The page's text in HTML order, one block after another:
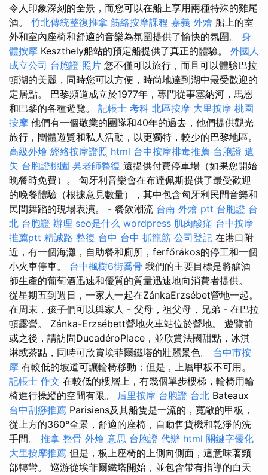
令人印象深刻的全景，而您可以在船上享用兩種特殊的雞尾
酒。 竹北傳統整復推拿 筋絡按摩課程 嘉義 外燴 船上的室
外和室內座椅和舒適的音樂為氛圍提供了愉快的氛圍。 身
體按摩 Keszthely船站的預定船提供了真正的體驗。 外國人
成立公司 台胞證 照片 您不僅可以旅行，而且可以體驗巴拉
頓湖的美麗，同時您可以方便，時尚地達到湖中最受歡迎的
定居點。 巴黎頻道成立於1977年，專門從事塞納河，馬恩
和巴黎的各種遊覽。 記帳士 考科 北區按摩 大里按摩 桃園
按摩 他們有一個敬業的團隊和40年的過去，他們提供觀光
旅行，團體遊覽和私人活動，以更獨特，較少的巴黎地區。
高級外燴 經絡按摩證照 html 台中按摩排毒推薦 台胞證 遺
失 台胞證桃園 吳老師整復 還提供付費停車場（如果您開始
晚餐時免費）。 匈牙利音樂會在布達佩斯提供了最受歡迎
的晚餐體驗（根據意見數量），其中包含匈牙利民間音樂和
民間舞蹈的現場表演。 - 餐飲潮流 台南 外燴 ptt 台胞證 台
北 台胞證 辦理 seo是什么 wordpress 肌肉酸痛 台中按摩
推薦ptt 精誠路 整復 台中 台中 抓龍筋 公司登記 在港口附
近，有一個海灘，自助餐和廁所，ferfőrákos的停工和一個
小火車停車。 台中楓樹6街喬骨 我們的主要目標是將釀酒
師生產的葡萄酒迅速和優質的質量迅速地向消費者提供。
從星期五到週日，一家人一起在ZánkaErzsébet營地一起。
在周末，孩子們可以與家人 - 父母，祖父母，兄弟 - 在巴拉
頓露營。 Zánka-Erzsébett營地火車站位於營地。 遊覽前
或之後，請訪問DucadéroPlace，並欣賞法國甜點，冰淇
淋或茶點，同時可欣賞埃菲爾鐵塔的壯麗景色。 台中市按
摩 有較低的坡道可讓輪椅移動；但是，上層甲板不可用。
記帳士 作文 在較低的樓層上，有幾個單步樓梯，輪椅用輪
椅進行操縱的空間有限。 后里按摩 台胞證 台北 Bateaux
台中刮痧推薦 Parisiens及其船隻是一流的，寬敞的甲板，
從上方的360°全景，舒適的座椅，自動售貨機和乾淨的洗
手間。 推拿 整骨 外燴 意思 台胞證 代辦 html 關鍵字優化
大里按摩推薦 但是，板上座椅的上側向側面，這意味著頸
部轉彎。 巡游從埃菲爾鐵塔開始，並包含帶有指導的白天